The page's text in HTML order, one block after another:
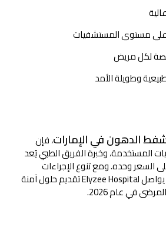
على مستوى المستشفيات
لكل مريض
وطويلة الأمد
الدهون في الإمارات، فإن
المستخدمة، وخبرة الفريق الطبي يُعد
السعر وحده. ومع تنوع الإجراءات
المتقدمة لنحت الجسم، يواصل Elyzee Hospital تقديم حلول آمنة
في عام 2026.